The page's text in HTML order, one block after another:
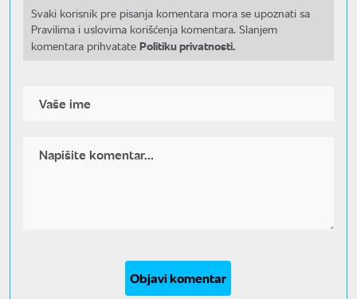
Svaki korisnik pre pisanja komentara mora se upoznati sa
Pravilima i uslovima korišćenja komentara. Slanjem
komentara prihvatate Politiku privatnosti.
Objavi komentar